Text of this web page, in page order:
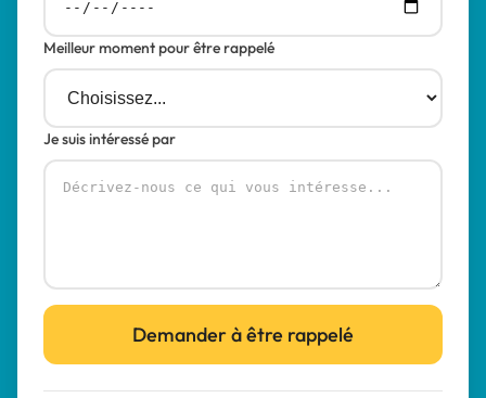
Meilleur moment pour être rappelé
Je suis intéressé par
Demander à être rappelé